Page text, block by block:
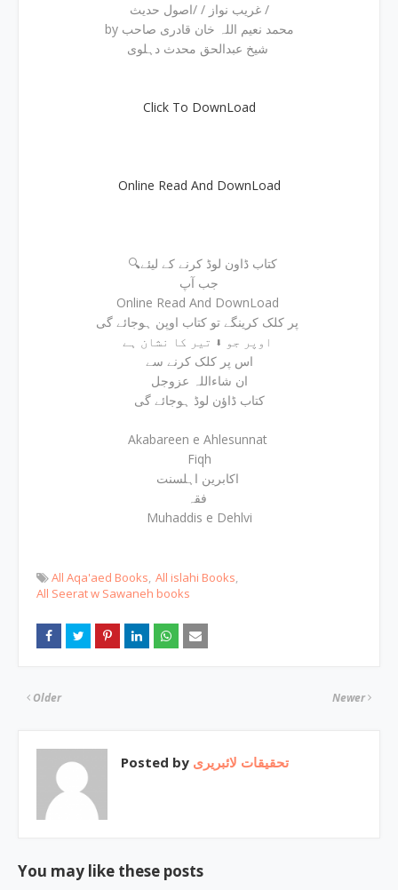
غریب نواز / /اصول حدیث /
by محمد نعیم اللہ خان قادری صاحب
Click To DownLoad
Online Read And DownLoad
🔍کتاب ڈاون لوڈ کرنے کے لیئے
جب آپ
Online Read And DownLoad
اس پر کلک کرنے سے
ان شاءاللہ عزوجل
کتاب ڈاؤن لوڈ ہوجائے گی
Akabareen e Ahlesunnat
Fiqh
Muhaddis e Dehlvi
All Aqa'aed Books All islahi Books
All Seerat w Sawaneh books
Newer
Older
Posted by تحقیقات لائبریری
You may like these posts